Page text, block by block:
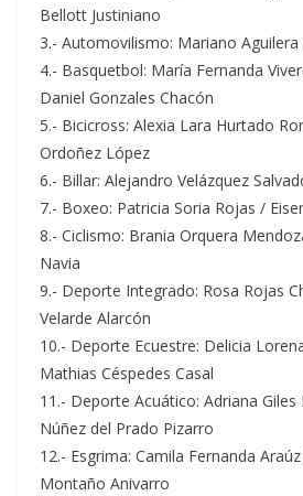
Bellott Justiniano
3.- Automovilismo: Mariano Aguilera
4.- Basquetbol: María Fernanda
Daniel Gonzales Chacón
5.- Bicicross: Alexia Lara Hurtado
Ordoñez López
6.- Billar: Alejandro Velázquez
7.- Boxeo: Patricia Soria Rojas /
8.- Ciclismo: Brania Orquera
Navia
9.- Deporte Integrado: Rosa Rojas
Velarde Alarcón
10.- Deporte Ecuestre: Delicia
Mathias Céspedes Casal
11.- Deporte Acuático: Adriana Giles
Núñez del Prado Pizarro
12.- Esgrima: Camila Fernanda
Montaño Anivarro